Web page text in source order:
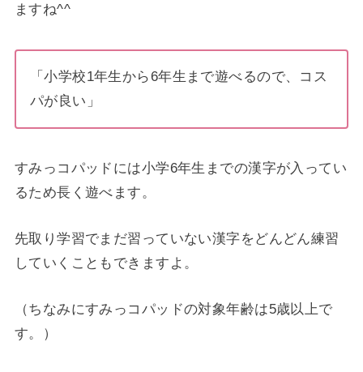
ますね^^
「小学校1年生から6年生まで遊べるので、コス
パが良い」
すみっコパッドには小学6年生までの漢字が入ってい
るため長く遊べます。
先取り学習でまだ習っていない漢字をどんどん練習
していくこともできますよ。
（ちなみにすみっコパッドの対象年齢は5歳以上で
す。）